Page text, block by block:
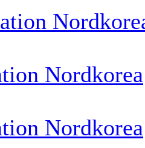
Nordkorea
Nordkorea